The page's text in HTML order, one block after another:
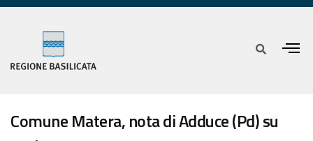
Comune Matera, nota di Adduce (Pd) su